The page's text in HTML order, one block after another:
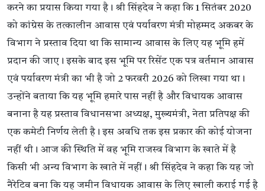
करने का प्रयास किया गया है। श्री सिंहदेव ने कहा कि 1 सितंबर 2020
को कांग्रेस के तत्कालीन आवास एवं पर्यावरण मंत्री मोहम्मद अकबर के
विभाग ने प्रस्ताव दिया था कि सामान्य आवास के लिए यह भूमि हमें
प्रदान की जाए। इसके बाद इस भूमि पर रिसेंट एक पत्र वर्तमान आवास
एवं पर्यावरण मंत्री का भी है जो 2 फरवरी 2026 को लिखा गया था।
उन्होंने बताया कि यह भूमि हमारे पास नहीं है और विधायक आवास
बनाना है यह प्रस्ताव विधानसभा अध्यक्ष, मुख्यमंत्री, नेता प्रतिपक्ष की
एक कमेटी निर्णय लेती है। इस अवधि तक इस प्रकार की कोई योजना
नहीं थी। आज की स्थिति में वह भूमि राजस्व विभाग के खाते में है
किसी भी अन्य विभाग के खाते में नहीं। श्री सिंहदेव ने कहा कि यह जो
नैरेटिव बना कि यह जमीन विधायक आवास के लिए खाली कराई गई है